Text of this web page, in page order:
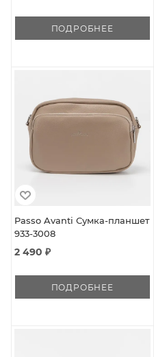
ПОДРОБНЕЕ
Passo Avanti Сумка-планшет
933-3008
2 490 ₽
ПОДРОБНЕЕ